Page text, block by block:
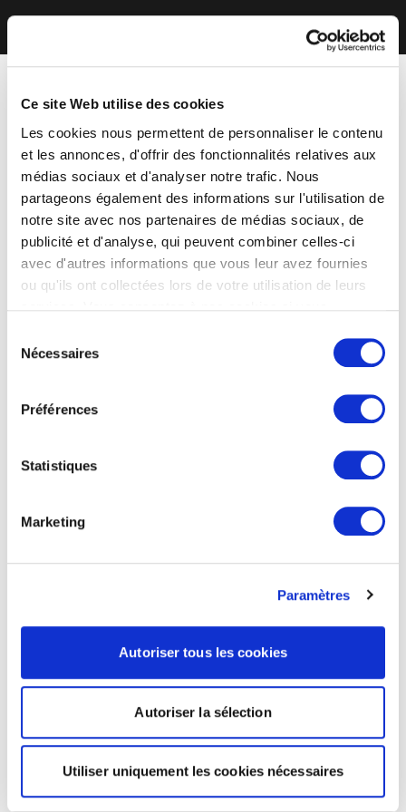
Ce site Web utilise des cookies
Les cookies nous permettent de personnaliser le contenu
et les annonces, d'offrir des fonctionnalités relatives aux
médias sociaux et d'analyser notre trafic. Nous
partageons également des informations sur l'utilisation de
notre site avec nos partenaires de médias sociaux, de
publicité et d'analyse, qui peuvent combiner celles-ci
avec d'autres informations que vous leur avez fournies
ou qu'ils ont collectées lors de votre utilisation de leurs
Nécessaires
Préférences
Statistiques
Marketing
Paramètres
Autoriser tous les cookies
Autoriser la sélection
Utiliser uniquement les cookies nécessaires